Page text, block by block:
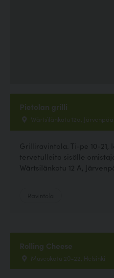
Pietolan grilli
Wärtsìlänkatu 12a,
Grilliravintola. Ti-pe 10-21,
tervetulleita sisälle
Wärtsilänkatu 12 A,
Rolling Cheese
Museokatu 20-22, Helsinki